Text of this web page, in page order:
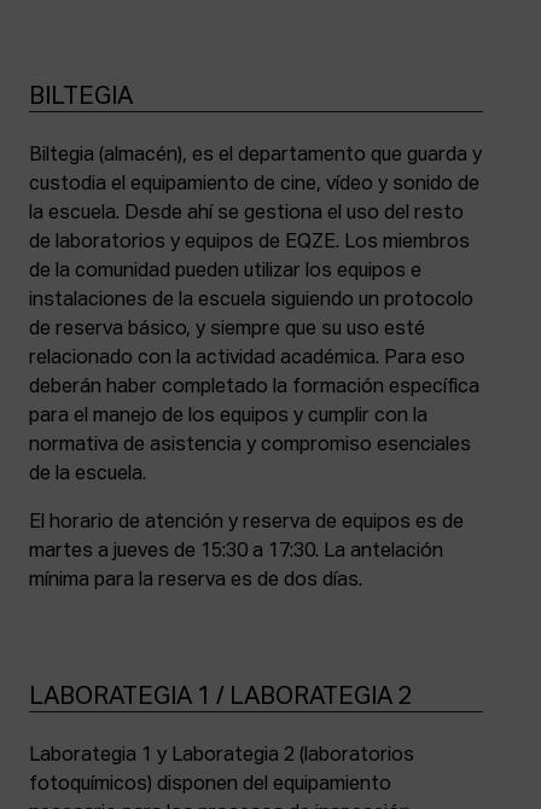
BILTEGIA
Biltegia (almacén), es el departamento que guarda y
custodia el equipamiento de cine, vídeo y sonido de
la escuela. Desde ahí se gestiona el uso del resto
de laboratorios y equipos de EQZE. Los miembros
de la comunidad pueden utilizar los equipos e
instalaciones de la escuela siguiendo un protocolo
de reserva básico, y siempre que su uso esté
relacionado con la actividad académica. Para eso
deberán haber completado la formación específica
para el manejo de los equipos y cumplir con la
normativa de asistencia y compromiso esenciales
de la escuela.
El horario de atención y reserva de equipos es de
martes a jueves de 15:30 a 17:30. La antelación
mínima para la reserva es de dos días.
LABORATEGIA 1 / LABORATEGIA 2
Laborategia 1 y Laborategia 2 (laboratorios
fotoquímicos) disponen del equipamiento